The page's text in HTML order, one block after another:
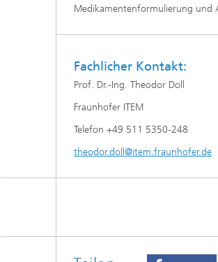
Medikamentenformulierung und
Fachlicher Kontakt:
Prof. Dr.-Ing. Theodor Doll
Fraunhofer ITEM
Telefon +49 511 5350-248
theodor.doll@item.fraunhofer.de